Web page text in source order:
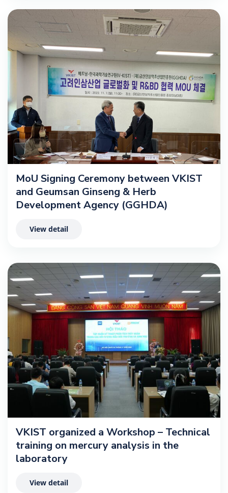
MoU Signing Ceremony between VKIST
and Geumsan Ginseng & Herb
Development Agency (GGHDA)
View detail
VKIST organized a Workshop – Technical
training on mercury analysis in the
laboratory
View detail